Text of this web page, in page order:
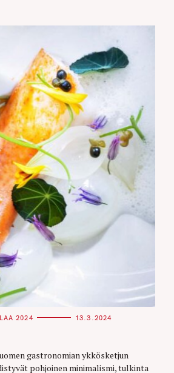
2024 13.3.2024
gastronomian ykkösketjun
pohjoinen minimalismi, tulkinta